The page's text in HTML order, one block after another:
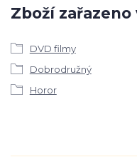
Zboží
DVD filmy
Dobrodružný
Horor